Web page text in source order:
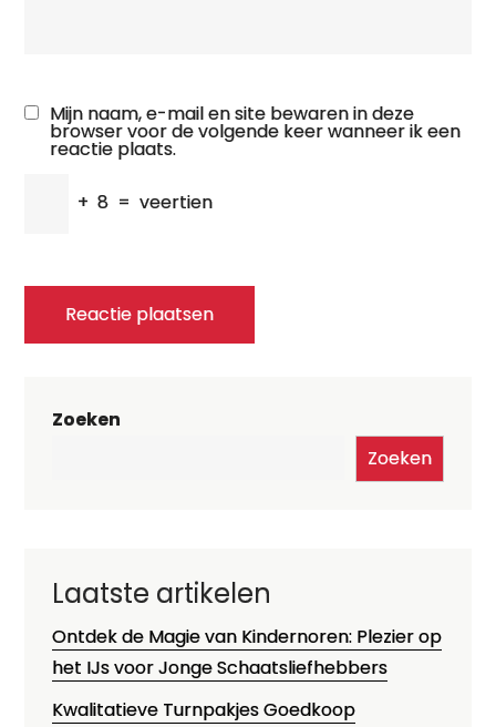
Mijn naam, e-mail en site bewaren in deze
browser voor de volgende keer wanneer ik een
reactie plaats.
+ 8 = veertien
Zoeken
Zoeken
Laatste artikelen
Ontdek de Magie van Kindernoren: Plezier op
het IJs voor Jonge Schaatsliefhebbers
Kwalitatieve Turnpakjes Goedkoop